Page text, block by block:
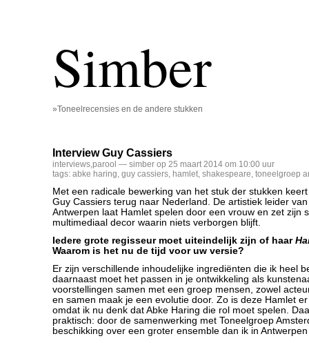
Simber
»Toneelrecensies en de andere stukken
Interview Guy Cassiers
interviews,parool — simber op 25 maart 2014 om 10:00 uur
tags: abke haring, guy cassiers, hamlet, shakespeare, toneelgroep
Met een radicale bewerking van het stuk der stukken
Guy Cassiers terug naar Nederland. De artistiek leider
Antwerpen laat Hamlet spelen door een vrouw en zet zijn
multimediaal decor waarin niets verborgen blijft.
Iedere grote regisseur moet uiteindelijk zijn of haar
Waarom is het nu de tijd voor uw versie?
Er zijn verschillende inhoudelijke ingrediënten die ik heel
daarnaast moet het passen in je ontwikkeling als
voorstellingen samen met een groep mensen, zowel
en samen maak je een evolutie door. Zo is deze Hamlet
omdat ik nu denk dat Abke Haring die rol moet spelen.
praktisch: door de samenwerking met Toneelgroep
beschikking over een groter ensemble dan ik in